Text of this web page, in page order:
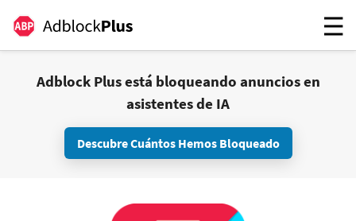
Adblock Plus está bloqueando anuncios en
asistentes de IA
Descubre Cuántos Hemos Bloqueado